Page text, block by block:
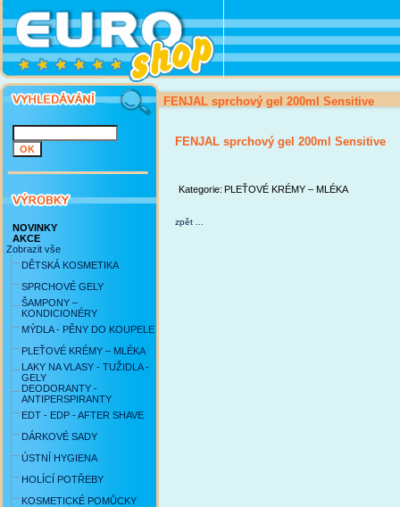
NOVINKY
AKCE
Zobrazit vše
DĚTSKÁ KOSMETIKA
SPRCHOVÉ GELY
ŠAMPONY –
KONDICIONÉRY
MÝDLA - PĚNY DO KOUPELE
PLEŤOVÉ KRÉMY – MLÉKA
LAKY NA VLASY - TUŽIDLA -
GELY
DEODORANTY -
ANTIPERSPIRANTY
EDT - EDP - AFTER SHAVE
DÁRKOVÉ SADY
ÚSTNÍ HYGIENA
HOLÍCÍ POTŘEBY
KOSMETICKÉ POMŮCKY
FENJAL sprchový gel 200ml Sensitive
FENJAL sprchový gel 200ml Sensitive
Kategorie: PLEŤOVÉ KRÉMY – MLÉKA
zpět ...